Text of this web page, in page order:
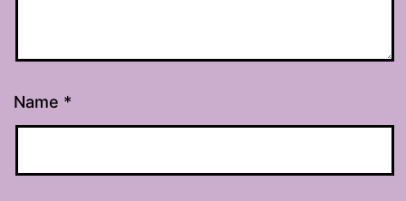
Name *